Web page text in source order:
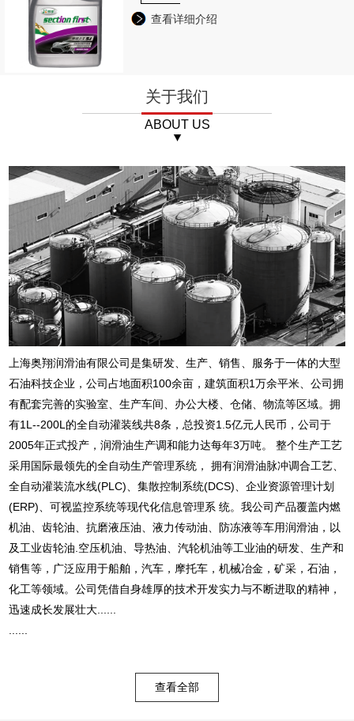
查看详细介绍
关于我们
ABOUT US
上海奥翔润滑油有限公司是集研发、生产、销售、服务于一体的大型
石油科技企业，公司占地面积100余亩，建筑面积1万余平米、公司拥
有配套完善的实验室、生产车间、办公大楼、仓储、物流等区域。拥
有1L--200L的全自动灌装线共8条，总投资1.5亿元人民币，公司于
2005年正式投产，润滑油生产调和能力达每年3万吨。 整个生产工艺
采用国际最领先的全自动生产管理系统， 拥有润滑油脉冲调合工艺、
全自动灌装流水线(PLC)、集散控制系统(DCS)、企业资源管理计划
(ERP)、可视监控系统等现代化信息管理系 统。我公司产品覆盖内燃
机油、齿轮油、抗磨液压油、液力传动油、防冻液等车用润滑油，以
及工业齿轮油.空压机油、导热油、汽轮机油等工业油的研发、生产和
销售等，广泛应用于船舶，汽车，摩托车，机械冶金，矿采，石油，
化工等领域。公司凭借自身雄厚的技术开发实力与不断进取的精神，
迅速成长发展壮大......
查看全部